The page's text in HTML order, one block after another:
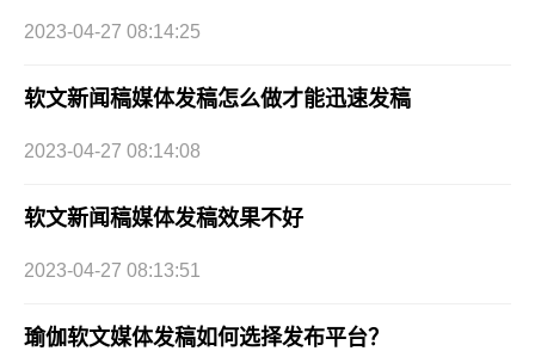
2023-04-27 08:14:25
软文新闻稿媒体发稿怎么做才能迅速发稿
2023-04-27 08:14:08
软文新闻稿媒体发稿效果不好
2023-04-27 08:13:51
瑜伽软文媒体发稿如何选择发布平台？